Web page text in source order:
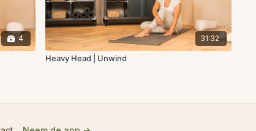
4 31:32
Heavy Head | Unwind